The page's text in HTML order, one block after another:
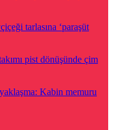
tarlasına ‘paraşüt
pist dönüşünde çim
Kabin memuru